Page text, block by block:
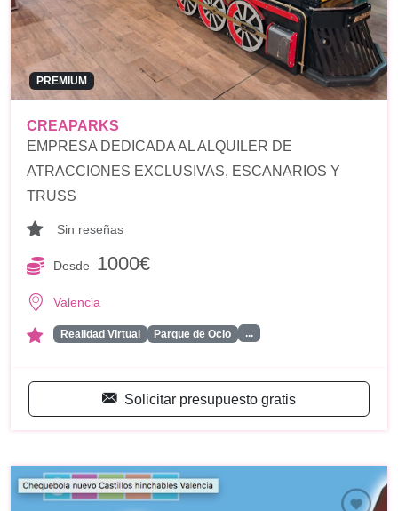
PREMIUM
CREAPARKS
EMPRESA DEDICADA AL ALQUILER DE
ATRACCIONES EXCLUSIVAS, ESCANARIOS Y
TRUSS
Sin reseñas
Desde 1000€
Valencia
Realidad Virtual Parque de Ocio ...
Solicitar presupuesto gratis